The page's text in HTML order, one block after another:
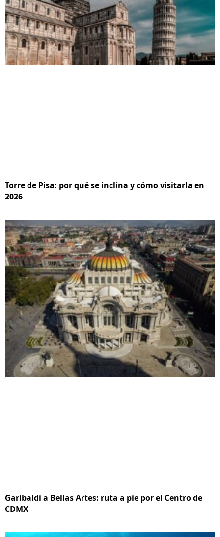
Torre de Pisa: por qué se inclina y cómo visitarla en
2026
Garibaldi a Bellas Artes: ruta a pie por el Centro de
CDMX